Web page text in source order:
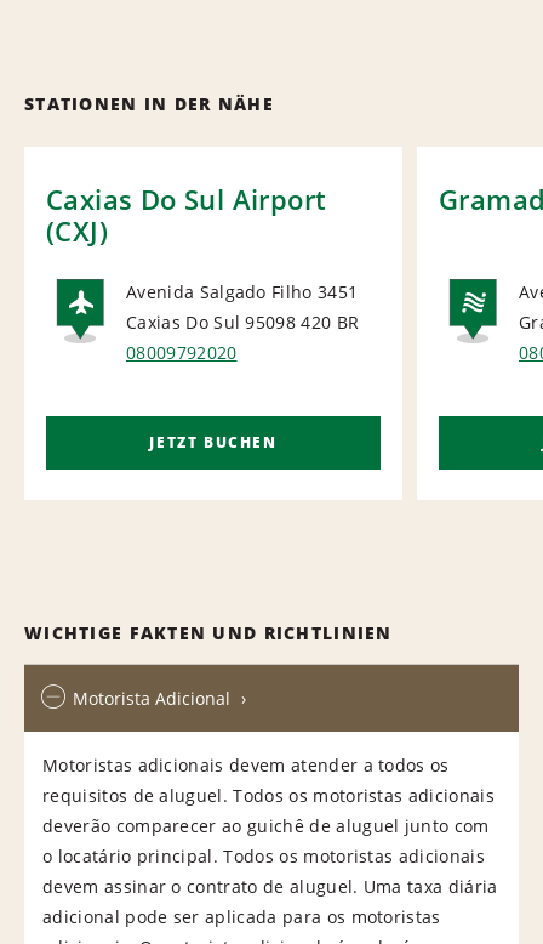
STATIONEN IN DER NÄHE
Caxias Do Sul Airport
(CXJ)
AIRPORT
Avenida Salgado Filho 3451
Caxias Do Sul 95098 420 BR
08009792020
JETZT BUCHEN
WICHTIGE FAKTEN UND RICHTLINIEN
Motorista Adicional
Motoristas adicionais devem atender a todos os
requisitos de aluguel. Todos os motoristas adicionais
deverão comparecer ao guichê de aluguel junto com
o locatário principal. Todos os motoristas adicionais
devem assinar o contrato de aluguel. Uma taxa diária
adicional pode ser aplicada para os motoristas